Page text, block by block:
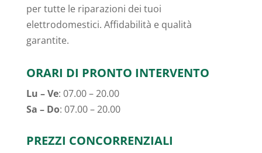
per tutte le riparazioni dei tuoi
elettrodomestici. Affidabilità e qualità
garantite.
ORARI DI PRONTO INTERVENTO
Lu – Ve: 07.00 – 20.00
Sa – Do: 07.00 – 20.00
PREZZI CONCORRENZIALI